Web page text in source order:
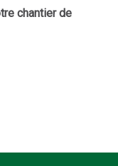
chantier de